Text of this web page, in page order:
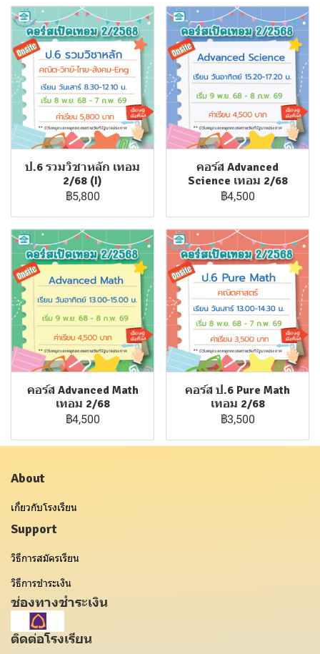
ป.6 รวมวิชาหลัก เทอม
2/68 (I)
฿5,800
คอร์ส Advanced
Science เทอม 2/68
฿4,500
คอร์ส Advanced Math
เทอม 2/68
฿4,500
คอร์ส ป.6 Pure Math
เทอม 2/68
฿3,500
About
เกี่ยวกับโรงเรียน
Support
วิธีการสมัครเรียน
วิธีการชำระเงิน
ช่องทางชำระเงิน
ติดต่อโรงเรียน